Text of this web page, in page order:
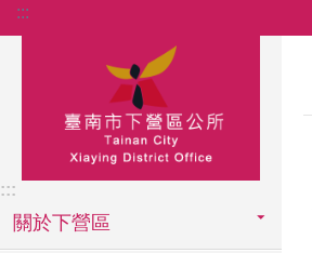
跳到主要內容區塊
:::
:::
關於下營區